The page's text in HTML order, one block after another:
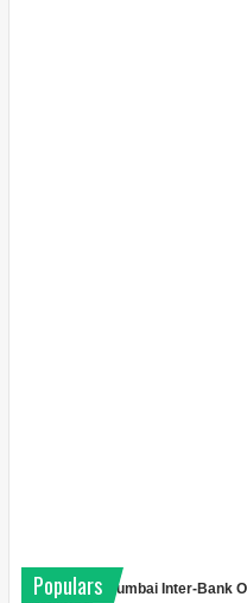
Populars
Mumbai Inter-Bank